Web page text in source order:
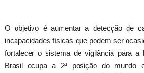
O objetivo é aumentar a detecção de
incapacidades físicas que podem ser
fortalecer o sistema de vigilância para a
Brasil ocupa a 2ª posição do mundo